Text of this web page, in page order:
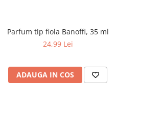
Parfum tip fiola Banoffi, 35 ml
24,99 Lei
ADAUGA IN COS